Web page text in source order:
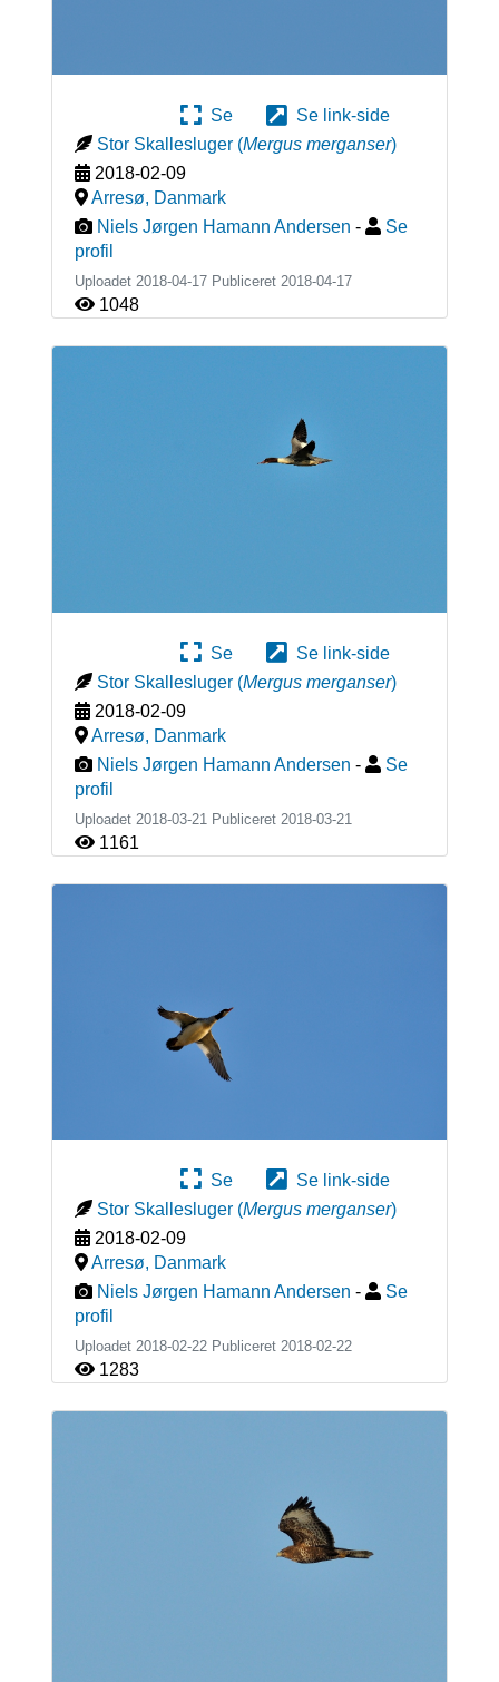
Se
Se link-side
Stor Skallesluger (Mergus merganser)
2018-02-09
Arresø, Danmark
Niels Jørgen Hamann Andersen -
Se
profil
Uploadet 2018-04-17 Publiceret 2018-04-17
1048
Se
Se link-side
Stor Skallesluger (Mergus merganser)
2018-02-09
Arresø, Danmark
Niels Jørgen Hamann Andersen -
Se
profil
Uploadet 2018-03-21 Publiceret 2018-03-21
1161
Se
Se link-side
Stor Skallesluger (Mergus merganser)
2018-02-09
Arresø, Danmark
Niels Jørgen Hamann Andersen -
Se
profil
Uploadet 2018-02-22 Publiceret 2018-02-22
1283